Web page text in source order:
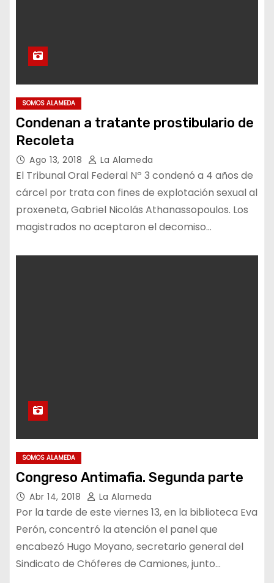
SOMOS ALAMEDA
Condenan a tratante prostibulario de
Recoleta
Ago 13, 2018 La Alameda
El Tribunal Oral Federal Nº 3 condenó a 4 años de
cárcel por trata con fines de explotación sexual al
proxeneta, Gabriel Nicolás Athanassopoulos. Los
magistrados no aceptaron el decomiso…
SOMOS ALAMEDA
Congreso Antimafia. Segunda parte
Abr 14, 2018 La Alameda
Por la tarde de este viernes 13, en la biblioteca Eva
Perón, concentró la atención el panel que
encabezó Hugo Moyano, secretario general del
Sindicato de Chóferes de Camiones, junto…